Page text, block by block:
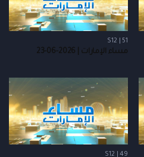
S12 | 51
مساء الإمارات | 2026-06-23
S12 | 49